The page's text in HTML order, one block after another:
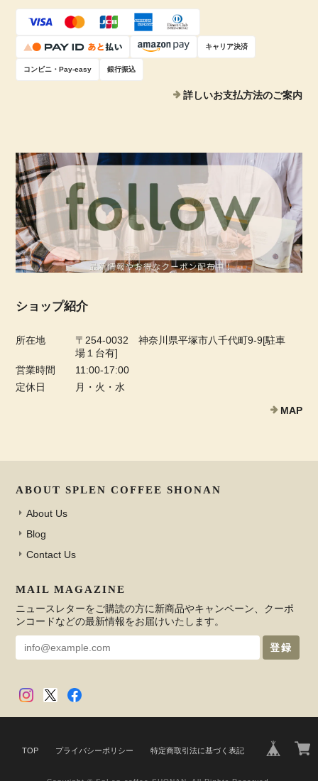
キャリア決済
コンビニ・Pay-easy 銀行振込
詳しいお支払方法のご案内
ショップ紹介
所在地
〒254-0032 神奈川県平塚市八千代町9-9[駐車
場１台有]
営業時間
11:00-17:00
定休日
月・火・水
MAP
ABOUT SPLEN COFFEE SHONAN
About Us
Blog
Contact Us
MAIL MAGAZINE
ニュースレターをご購読の方に新商品やキャンペーン、クーポ
ンコードなどの最新情報をお届けいたします。
登録
TOP プライバシーポリシー 特定商取引法に基づく表記